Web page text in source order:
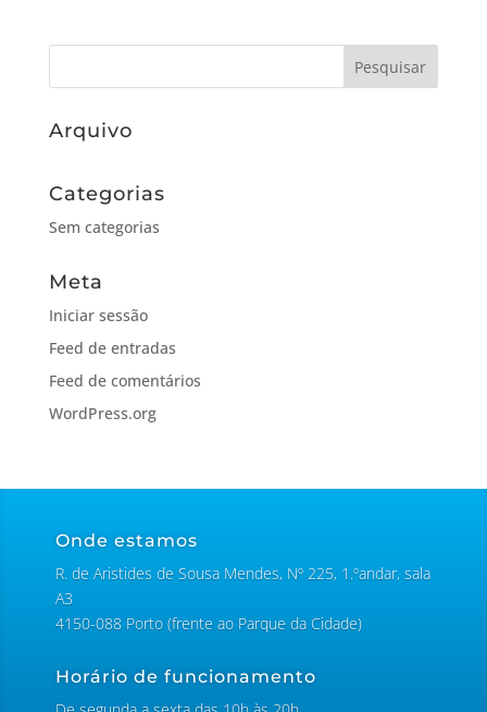
Arquivo
Categorias
Sem categorias
Meta
Iniciar sessão
Feed de entradas
Feed de comentários
WordPress.org
Onde estamos
R. de Aristides de Sousa Mendes, Nº 225, 1.ºandar, sala
A3
4150-088 Porto (frente ao Parque da Cidade)
Horário de funcionamento